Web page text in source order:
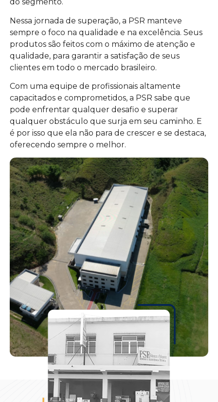
Nessa jornada de superação, a PSR manteve
sempre o foco na qualidade e na excelência. Seus
produtos são feitos com o máximo de atenção e
qualidade, para garantir a satisfação de seus
clientes em todo o mercado brasileiro.
Com uma equipe de profissionais altamente
capacitados e comprometidos, a PSR sabe que
pode enfrentar qualquer desafio e superar
qualquer obstáculo que surja em seu caminho. E
é por isso que ela não para de crescer e se destaca,
oferecendo sempre o melhor.